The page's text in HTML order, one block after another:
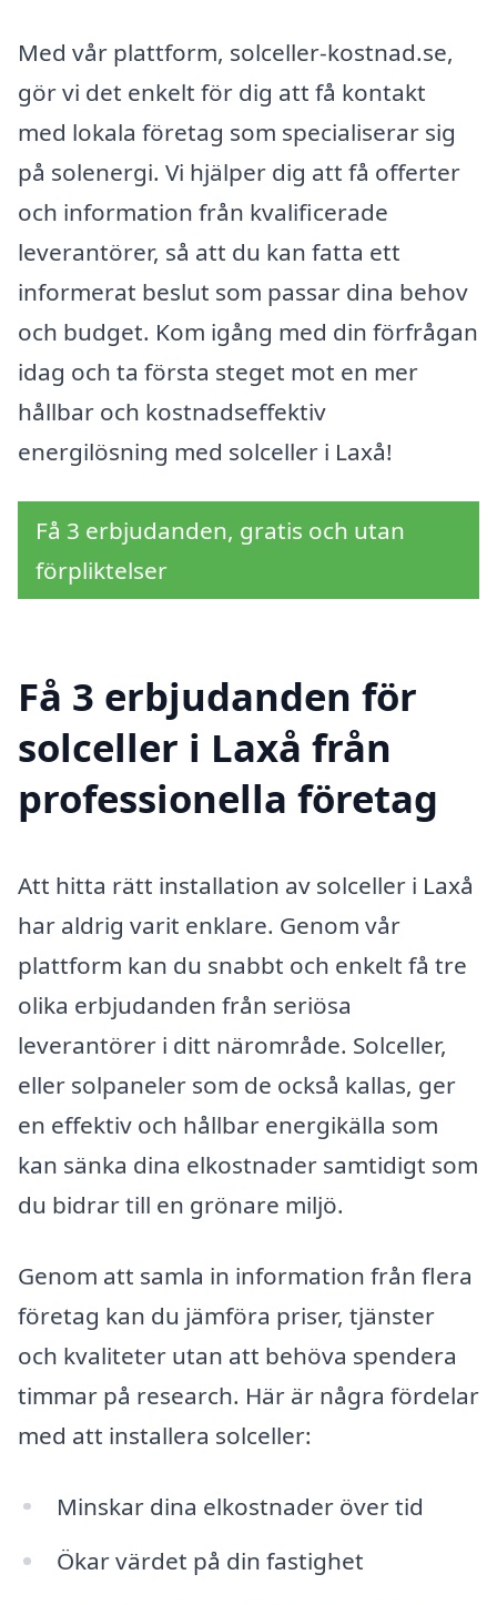
Med vår plattform, solceller-kostnad.se,
gör vi det enkelt för dig att få kontakt
med lokala företag som specialiserar sig
på solenergi. Vi hjälper dig att få offerter
och information från kvalificerade
leverantörer, så att du kan fatta ett
informerat beslut som passar dina behov
och budget. Kom igång med din förfrågan
idag och ta första steget mot en mer
hållbar och kostnadseffektiv
energilösning med solceller i Laxå!
Få 3 erbjudanden, gratis och utan
förpliktelser
Få 3 erbjudanden för
solceller i Laxå från
professionella företag
Att hitta rätt installation av solceller i Laxå
har aldrig varit enklare. Genom vår
plattform kan du snabbt och enkelt få tre
olika erbjudanden från seriösa
leverantörer i ditt närområde. Solceller,
eller solpaneler som de också kallas, ger
en effektiv och hållbar energikälla som
kan sänka dina elkostnader samtidigt som
du bidrar till en grönare miljö.
Genom att samla in information från flera
företag kan du jämföra priser, tjänster
och kvaliteter utan att behöva spendera
timmar på research. Här är några fördelar
med att installera solceller:
Minskar dina elkostnader över tid
Ökar värdet på din fastighet